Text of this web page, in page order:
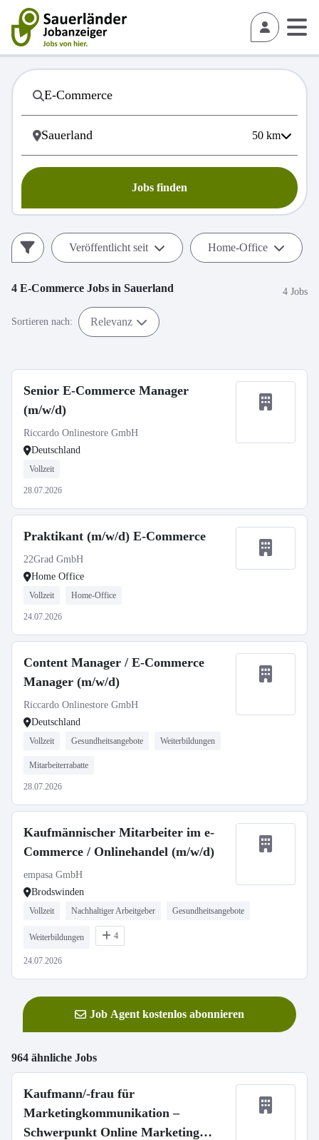
50 km
Jobs finden
Veröffentlicht seit Home-Office
4 E-Commerce Jobs in Sauerland 4 Jobs
Sortieren nach: Relevanz
Senior E-Commerce Manager
(m/w/d)
Riccardo Onlinestore GmbH
Deutschland
Vollzeit
28.07.2026
Praktikant (m/w/d) E-Commerce
22Grad GmbH
Home Office
Vollzeit Home-Office
24.07.2026
Content Manager / E-Commerce
Manager (m/w/d)
Riccardo Onlinestore GmbH
Deutschland
Vollzeit Gesundheitsangebote Weiterbildungen
Mitarbeiterrabatte
28.07.2026
Kaufmännischer Mitarbeiter im e-
Commerce / Onlinehandel (m/w/d)
empasa GmbH
Brodswinden
Vollzeit Nachhaltiger Arbeitgeber Gesundheitsangebote
Weiterbildungen 4
24.07.2026
Job Agent kostenlos abonnieren
964 ähnliche Jobs
Kaufmann/-frau für
Marketingkommunikation –
Schwerpunkt Online Marketing